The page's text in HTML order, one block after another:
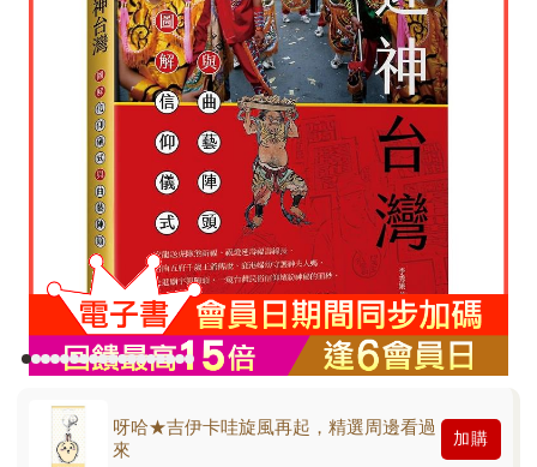
呀哈★吉伊卡哇旋風再起，精選周邊看過
來
加購